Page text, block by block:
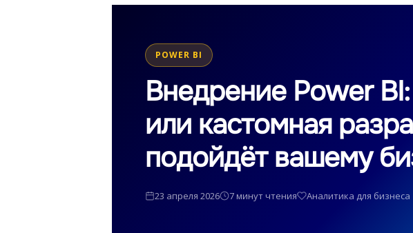
POWER BI
Внедрение Power
или кастомная
подойдёт вашему
23 апреля 2026 7 минут чтения Аналитика для бизнеса